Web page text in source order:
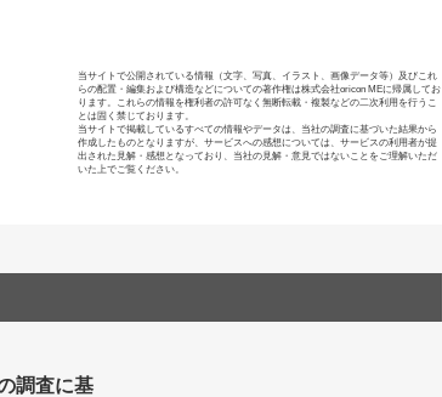
当サイトで公開されている情報（文字、写真、イラスト、画像データ等）及びこれ
らの配置・編集および構造などについての著作権は株式会社oricon MEに帰属してお
ります。これらの情報を権利者の許可なく無断転載・複製などの二次利用を行うこ
とは固く禁じております。
当サイトで掲載しているすべての情報やデータは、当社の調査に基づいた結果から
作成したものとなりますが、サービスへの感想については、サービスの利用者が提
出された見解・感想となっており、当社の見解・意見ではないことをご理解いただ
いた上でご覧ください。
調査に基